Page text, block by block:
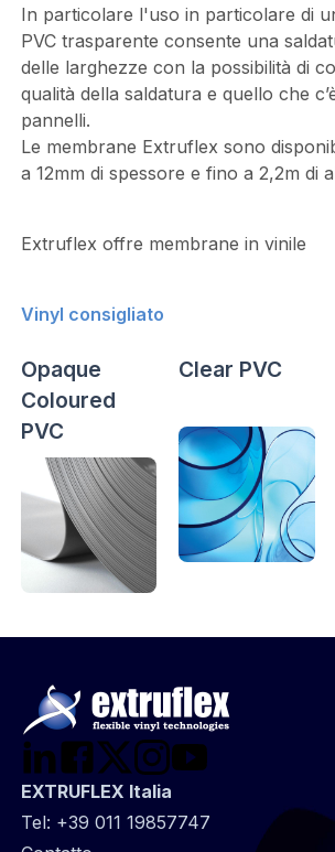
In particolare l'uso in particolare di
PVC trasparente consente una
delle larghezze con la possibilità di
qualità della saldatura e quello che
pannelli.
Le membrane Extruflex sono
a 12mm di spessore e fino a 2,2m di
Extruflex offre membrane in vinile
Vinyl consigliato
Opaque
Coloured
PVC
Clear PVC
EXTRUFLEX Italia
Tel: +39 011 19857747